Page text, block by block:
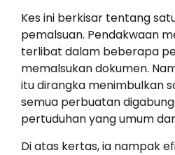
Kes ini berkisar tentang
pemalsuan. Pendakwaan
terlibat dalam beberapa
memalsukan dokumen.
itu dirangka menimbulkan
semua perbuatan
pertuduhan yang umum
Di atas kertas, ia nampak